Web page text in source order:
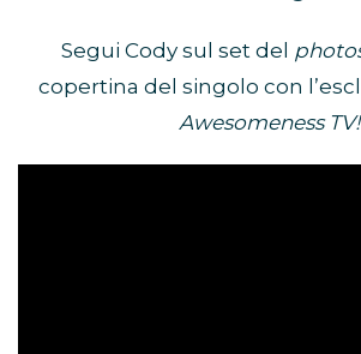
Segui Cody sul set del
copertina del singolo con
Awesomeness TV!